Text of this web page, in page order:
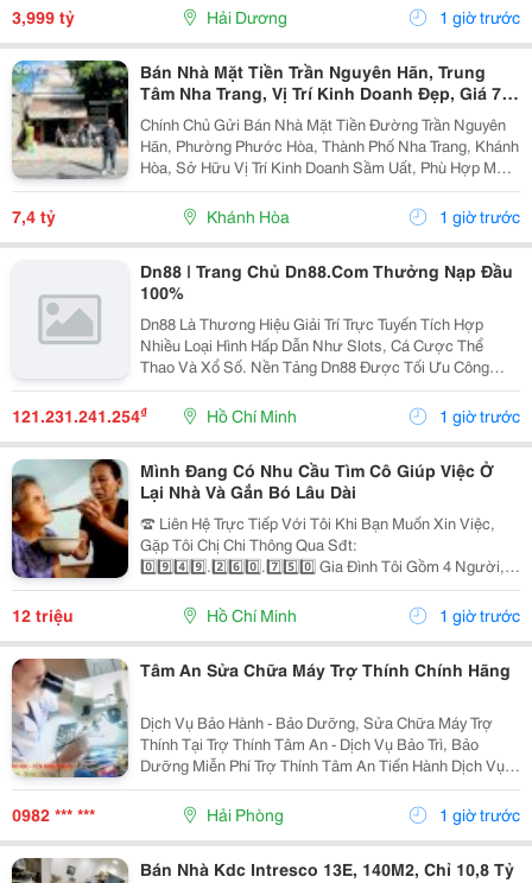
3,999 tỷ Hải Dương 1 giờ trước
Bán Nhà Mặt Tiền Trần Nguyên Hãn, Trung
Tâm Nha Trang, Vị Trí Kinh Doanh Đẹp, Giá 7,4
Tỷ
Chính Chủ Gửi Bán Nhà Mặt Tiền Đường Trần Nguyên
Hãn, Phường Phước Hòa, Thành Phố Nha Trang, Khánh
Hòa, Sở Hữu Vị Trí Kinh Doanh Sầm Uất, Phù Hợp Mở
Cửa Hàng, Văn Phòng, Showroom Hoặc Đầu Tư Cho
Thuê Lâu Dài. Thông Tin Chi Tiết. - Địa Chỉ: Số...
7,4 tỷ Khánh Hòa 1 giờ trước
Dn88 | Trang Chủ Dn88.Com Thưởng Nạp Đầu
100%
Dn88 Là Thương Hiệu Giải Trí Trực Tuyến Tích Hợp
Nhiều Loại Hình Hấp Dẫn Như Slots, Cá Cược Thể
Thao Và Xổ Số. Nền Tảng Dn88 Được Tối Ưu Công
Nghệ, Bảo Mật Cao, Nạp Rút Nhanh Và Hỗ Trợ Tốt Trên
Pc Lẫn Điện Thoại Di Động. Website:
Https://Dn88C.com/...
121.231.241.254₫ Hồ Chí Minh 1 giờ trước
Mình Đang Có Nhu Cầu Tìm Cô Giúp Việc Ở
Lại Nhà Và Gắn Bó Lâu Dài
☎️ Liên Hệ Trực Tiếp Với Tôi Khi Bạn Muốn Xin Việc,
Gặp Tôi Chị Chi Thông Qua Sđt:
0️⃣9️⃣4️⃣9️⃣.2️⃣6️⃣0️⃣.7️⃣5️⃣0️⃣ Gia Đình Tôi Gồm 4 Người, 2
Vợ Chồng 2 Con Nhỏ, Bé Lớn 9 Tuổi Đã Đi Học Có Ba
Mẹ Đưa Rước, Bé Nhỏ 1 Tuổi. Nhà Thì Chỉ Có 1 Lầu.
12 triệu Hồ Chí Minh 1 giờ trước
Tâm An Sửa Chữa Máy Trợ Thính Chính Hãng
Dịch Vụ Bảo Hành - Bảo Dưỡng, Sửa Chữa Máy Trợ
Thính Tại Trợ Thính Tâm An - Dịch Vụ Bảo Trì, Bảo
Dưỡng Miễn Phí Trợ Thính Tâm An Tiến Hành Dịch Vụ
Bảo Dưỡng, Vệ Sinh Sấy Khô Máy Trợ Thính Định Kì 3
Tháng/1 Lần Đối Với Tất Cả Các Thiêt Bị Trợ...
0982 *** *** Hải Phòng 1 giờ trước
Bán Nhà Kdc Intresco 13E, 140M2, Chỉ 10,8 Tỷ